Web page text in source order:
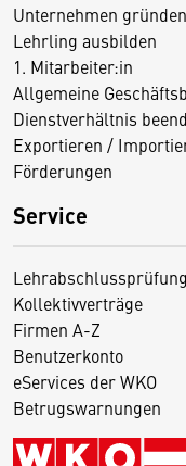
Unternehmen gründen
Lehrling ausbilden
1. Mitarbeiter:in
Allgemeine
Dienstverhältnis
Exportieren /
Förderungen
Service
Kollektivverträge
Firmen A-Z
Benutzerkonto
eServices der WKO
Betrugswarnungen